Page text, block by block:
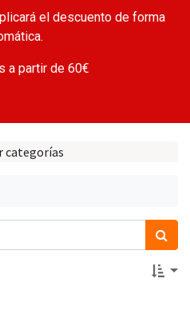
el descuento de forma
a partir de 60€
categorías